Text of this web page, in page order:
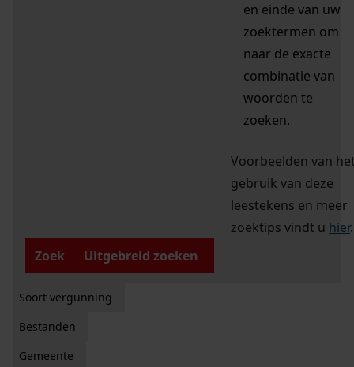
en einde van uw
zoektermen om
naar de exacte
combinatie van
woorden te
zoeken.
Voorbeelden van
gebruik van deze
leestekens en meer
zoektips vindt u hier.
Zoek
Uitgebreid zoeken
Soort vergunning
Bestanden
Gemeente